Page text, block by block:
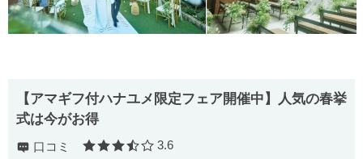
【アマギフ付ハナユメ限定フェア開催中】人気の春挙
式は今がお得
口コミ 口コミ評価
3.6